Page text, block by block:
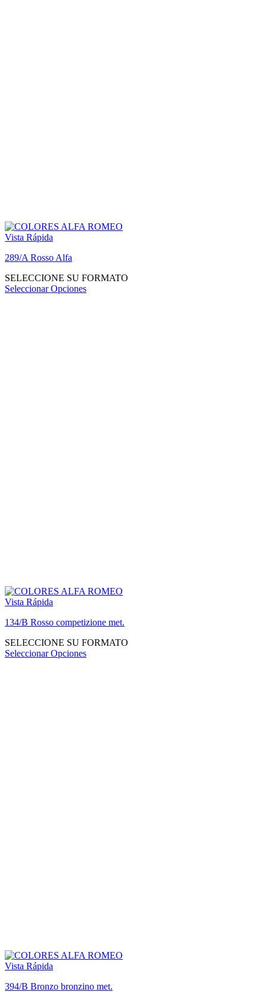
Vista Rápida
289/A Rosso Alfa
SELECCIONE SU FORMATO
Seleccionar Opciones
Vista Rápida
134/B Rosso competizione met.
SELECCIONE SU FORMATO
Seleccionar Opciones
Vista Rápida
394/B Bronzo bronzino met.